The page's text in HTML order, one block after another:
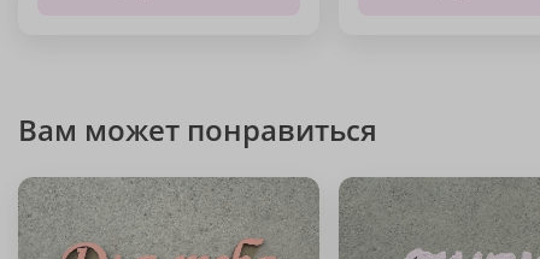
Вам может понравиться